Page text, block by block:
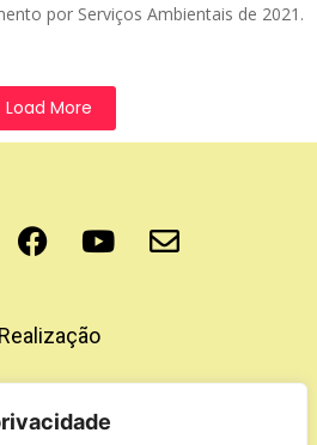
por Serviços Ambientais de 2021.
Load More
Realização